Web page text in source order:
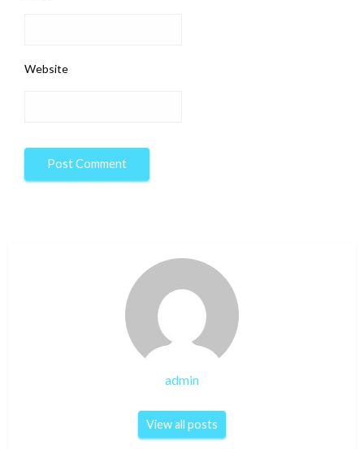
Website
admin
View all posts